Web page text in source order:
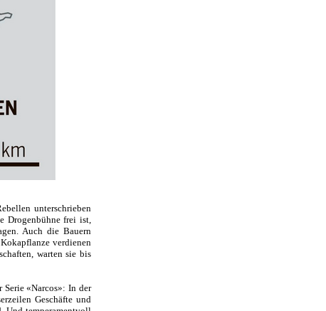
unterschrieben
Drogenbühne frei ist,
Auch die Bauern
verdienen
warten sie bis
Serie «Narcos»: In der
Geschäfte und